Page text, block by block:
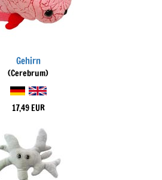
Gehirn
(Cerebrum)
17,49 EUR